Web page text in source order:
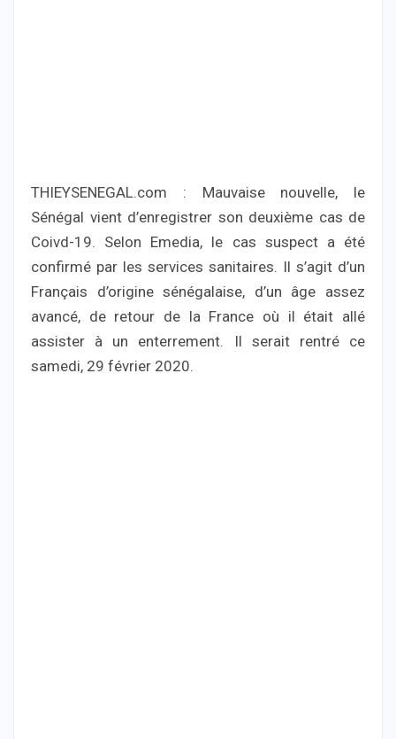
THIEYSENEGAL.com : Mauvaise nouvelle, le
Sénégal vient d’enregistrer son deuxième cas de
Coivd-19. Selon Emedia, le cas suspect a été
confirmé par les services sanitaires. Il s’agit d’un
Français d’origine sénégalaise, d’un âge assez
avancé, de retour de la France où il était allé
assister à un enterrement. Il serait rentré ce
samedi, 29 février 2020.